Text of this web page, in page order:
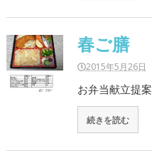
春ご膳
2015年5月26日
お弁当献立提案
続きを読む